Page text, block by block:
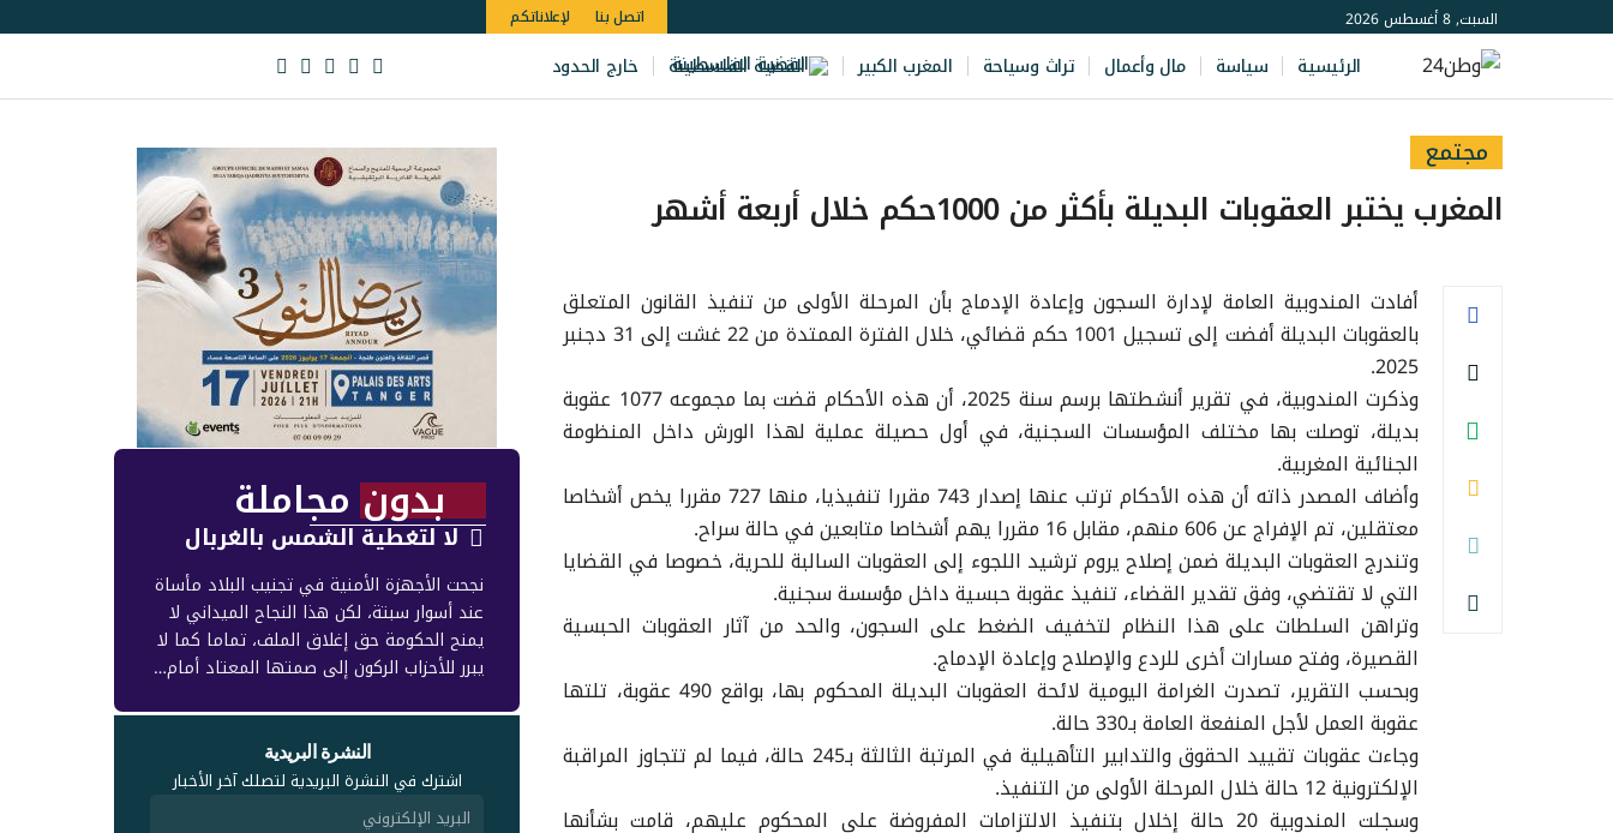
السبت, 8 أغسطس 2026 اتصل بنا لإعلاناتكم
الرئيسية سياسة مال وأعمال تراث وسياحة المغرب الكبير القضية الفلسطينة خارج الحدود
مجتمع
المغرب يختبر العقوبات البديلة بأكثر من 1000حكم خلال أربعة أشهر
أفادت المندوبية العامة لإدارة السجون وإعادة الإدماج بأن المرحلة الأولى من تنفيذ القانون المتعلق
بالعقوبات البديلة أفضت إلى تسجيل 1001 حكم قضائي، خلال الفترة الممتدة من 22 غشت إلى 31 دجنبر
2025.
وذكرت المندوبية، في تقرير أنشطتها برسم سنة 2025، أن هذه الأحكام قضت بما مجموعه 1077 عقوبة
بديلة، توصلت بها مختلف المؤسسات السجنية، في أول حصيلة عملية لهذا الورش داخل المنظومة
الجنائية المغربية.
وأضاف المصدر ذاته أن هذه الأحكام ترتب عنها إصدار 743 مقررا تنفيذيا، منها 727 مقررا يخص أشخاصا
معتقلين، تم الإفراج عن 606 منهم، مقابل 16 مقررا يهم أشخاصا متابعين في حالة سراح.
وتندرج العقوبات البديلة ضمن إصلاح يروم ترشيد اللجوء إلى العقوبات السالبة للحرية، خصوصا في القضايا
التي لا تقتضي، وفق تقدير القضاء، تنفيذ عقوبة حبسية داخل مؤسسة سجنية.
وتراهن السلطات على هذا النظام لتخفيف الضغط على السجون، والحد من آثار العقوبات الحبسية
القصيرة، وفتح مسارات أخرى للردع والإصلاح وإعادة الإدماج.
وبحسب التقرير، تصدرت الغرامة اليومية لائحة العقوبات البديلة المحكوم بها، بواقع 490 عقوبة، تلتها
عقوبة العمل لأجل المنفعة العامة بـ330 حالة.
وجاءت عقوبات تقييد الحقوق والتدابير التأهيلية في المرتبة الثالثة بـ245 حالة، فيما لم تتجاوز المراقبة
الإلكترونية 12 حالة خلال المرحلة الأولى من التنفيذ.
وسجلت المندوبية 20 حالة إخلال بتنفيذ الالتزامات المفروضة على المحكوم عليهم، قامت بشأنها
بدون مجاملة
لا لتغطية الشمس بالغربال
نجحت الأجهزة الأمنية في تجنيب البلاد مأساة
عند أسوار سبتة، لكن هذا النجاح الميداني لا
يمنح الحكومة حق إغلاق الملف، تماما كما لا
يبرر للأحزاب الركون إلى صمتها المعتاد أمام…
النشرة البريدية
اشترك في النشرة البريدية لتصلك آخر الأخبار